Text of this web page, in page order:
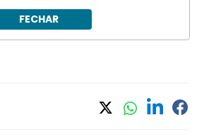
suas viagens sem pesar o
FECHAR